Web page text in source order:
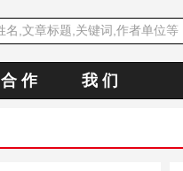
合 作 我 们